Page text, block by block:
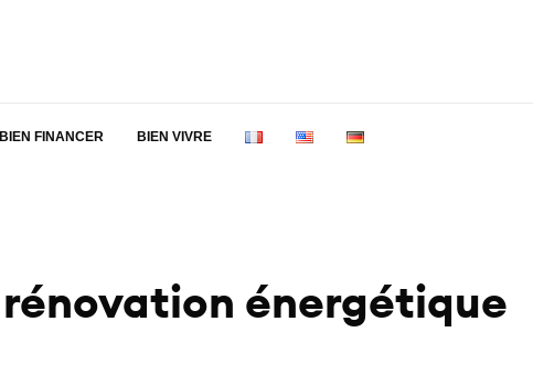
BIEN FINANCER BIEN VIVRE
rénovation énergétique